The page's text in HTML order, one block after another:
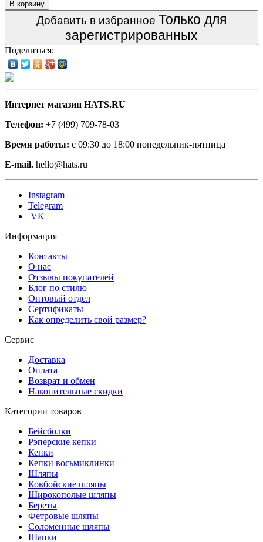
В корзину
Добавить в избранное Только для
зарегистрированных
Поделиться:
Интернет магазин HATS.RU
Телефон: +7 (499) 709-78-03
Время работы: с 09:30 до 18:00 понедельник-пятница
E-mail. hello@hats.ru
Instagram
Telegram
VK
Информация
Контакты
О нас
Отзывы покупателей
Блог по стилю
Оптовый отдел
Сертификаты
Как определить свой размер?
Сервис
Доставка
Оплата
Возврат и обмен
Накопительные скидки
Категории товаров
Бейсболки
Рэперские кепки
Кепки
Кепки восьмиклинки
Шляпы
Ковбойские шляпы
Широкополые шляпы
Береты
Фетровые шляпы
Соломенные шляпы
Шапки